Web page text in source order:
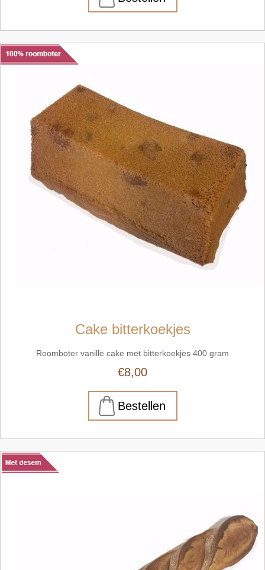
Cake bitterkoekjes
Roomboter vanille cake met bitterkoekjes 400 gram
€8,00